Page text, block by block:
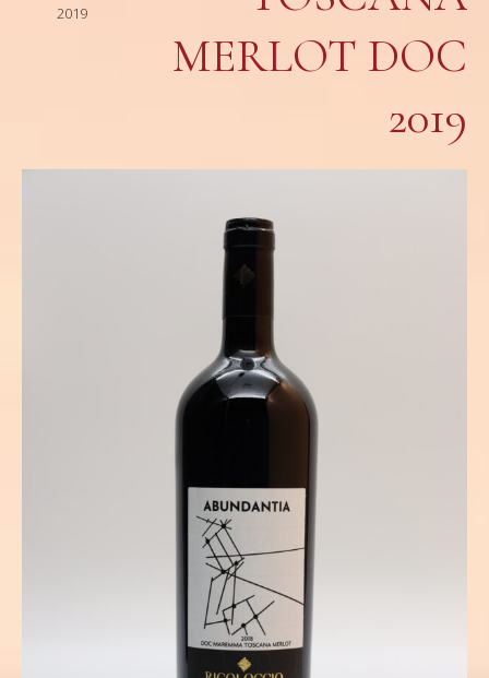
2019
MERLOT DOC
2019